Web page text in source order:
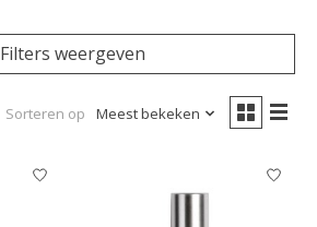
Filters weergeven
Sorteren op Meest bekeken